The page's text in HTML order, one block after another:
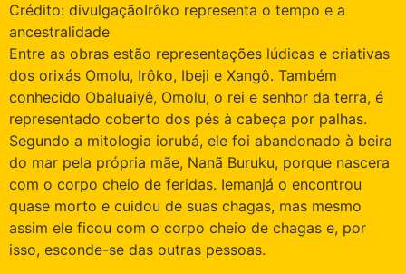
Crédito: divulgaçãoIrôko representa o tempo e a
ancestralidade
Entre as obras estão representações lúdicas e criativas
dos orixás Omolu, Irôko, Ibeji e Xangô. Também
conhecido Obaluaiyê, Omolu, o rei e senhor da terra, é
representado coberto dos pés à cabeça por palhas.
Segundo a mitologia iorubá, ele foi abandonado à beira
do mar pela própria mãe, Nanã Buruku, porque nascera
com o corpo cheio de feridas. Iemanjá o encontrou
quase morto e cuidou de suas chagas, mas mesmo
assim ele ficou com o corpo cheio de chagas e, por
isso, esconde-se das outras pessoas.